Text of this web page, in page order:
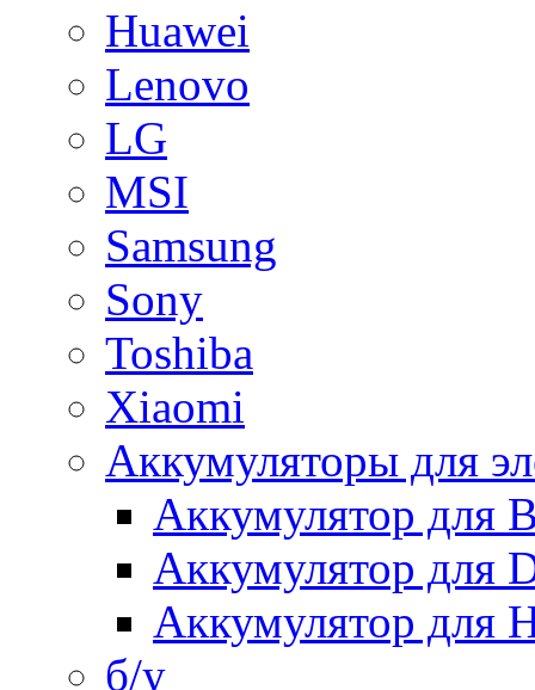
Huawei
Lenovo
LG
MSI
Samsung
Sony
Toshiba
Xiaomi
Аккумуляторы для
Аккумулятор для
Аккумулятор для
Аккумулятор для
б/у